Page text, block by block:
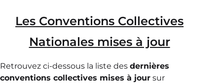
Les Conventions Collectives
Nationales mises à jour
Retrouvez ci-dessous la liste des dernières
conventions collectives mises à jour sur